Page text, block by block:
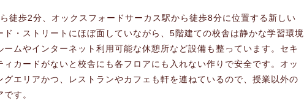
歩2分、オックスフォードサーカス駅から徒歩8分に位置する新しい
・ストリートにほぼ面していながら、5階建ての校舎は静かな学習環境
ムやインターネット利用可能な休憩所など設備も整っています。セキ
カードがないと校舎にも各フロアにも入れない作りで安全です。オッ
エリアかつ、レストランやカフェも軒を連ねているので、授業以外の
す。